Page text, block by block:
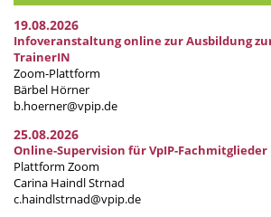
19.08.2026
Infoveranstaltung online zur Ausbildung
TrainerIN
Zoom-Plattform
Bärbel Hörner
b.hoerner@vpip.de
25.08.2026
Online-Supervision für VpIP-Fachmitglieder
Plattform Zoom
Carina Haindl Strnad
c.haindlstrnad@vpip.de